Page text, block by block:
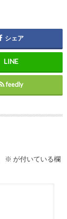
シェア
feedly
※ が付いている欄